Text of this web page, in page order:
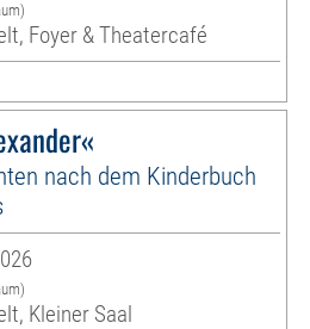
Foyer & Theatercafé
nach dem Kinderbuch
Kleiner Saal